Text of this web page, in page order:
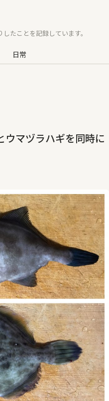
たことを記録しています。
日常
ウマヅラハギを同時に